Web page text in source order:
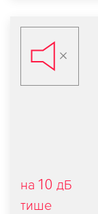
на 10 дБ
тише